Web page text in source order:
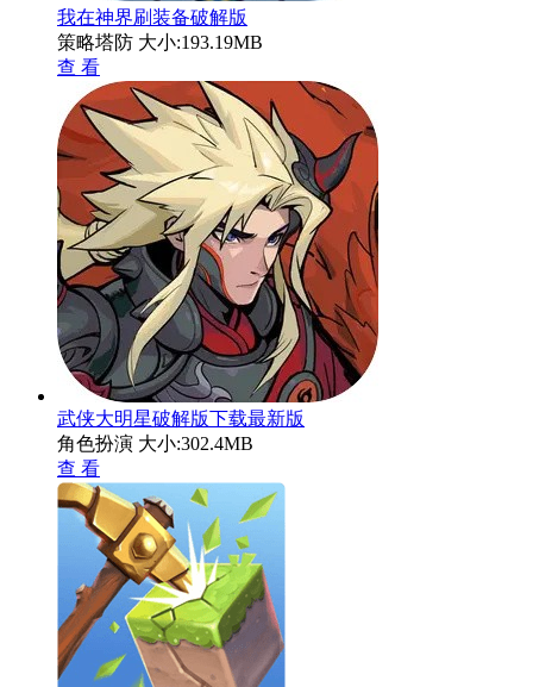
我在神界刷装备破解版
策略塔防 大小:193.19MB
查 看
武侠大明星破解版下载最新版
角色扮演 大小:302.4MB
查 看